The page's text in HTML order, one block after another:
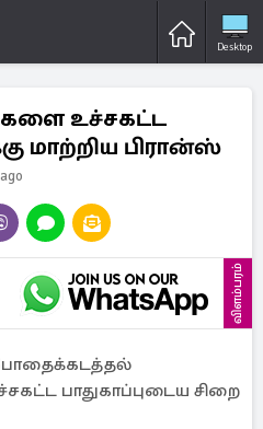
Desktop
உச்சகட்ட
மாற்றிய பிரான்ஸ்
விளம்பரம்
போதைக்கடத்தல்
பாதுகாப்புடைய சிறை